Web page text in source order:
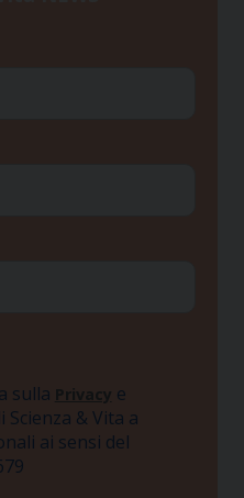
sulla Privacy e
& Vita a
ai sensi del